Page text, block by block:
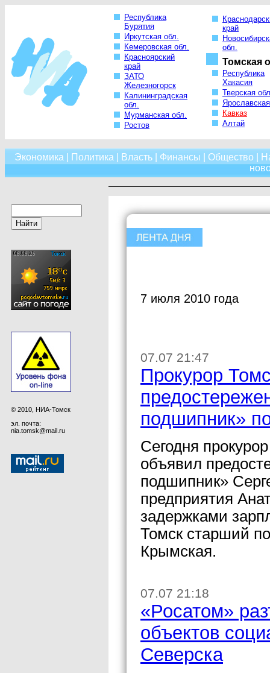
Республика
Бурятия
Иркутская обл.
Кемеровская обл.
Красноярский
край
ЗАТО
Железногорск
Калининградская
обл.
Мурманская обл.
Ростов
край
обл.
Томская
Республика
Хакасия
Тверская
Кавказ
Алтай
Экономика Политика Власть| Финансы Общество
© 2010, НИА-Томск
эл. почта:
nia.tomsk@mail.ru
7 июля 2010 года
07.07 21:47
Прокурор
подшипник»
Сегодня
объявил
подшипник»
предприятия
задержками
Томск старший
Крымская.
07.07 21:18
«Росатом»
объектов
Северска